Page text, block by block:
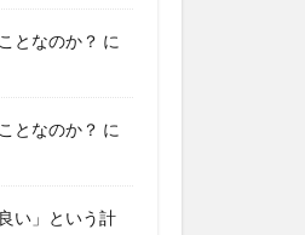
となのか？ に
となのか？ に
い」という計